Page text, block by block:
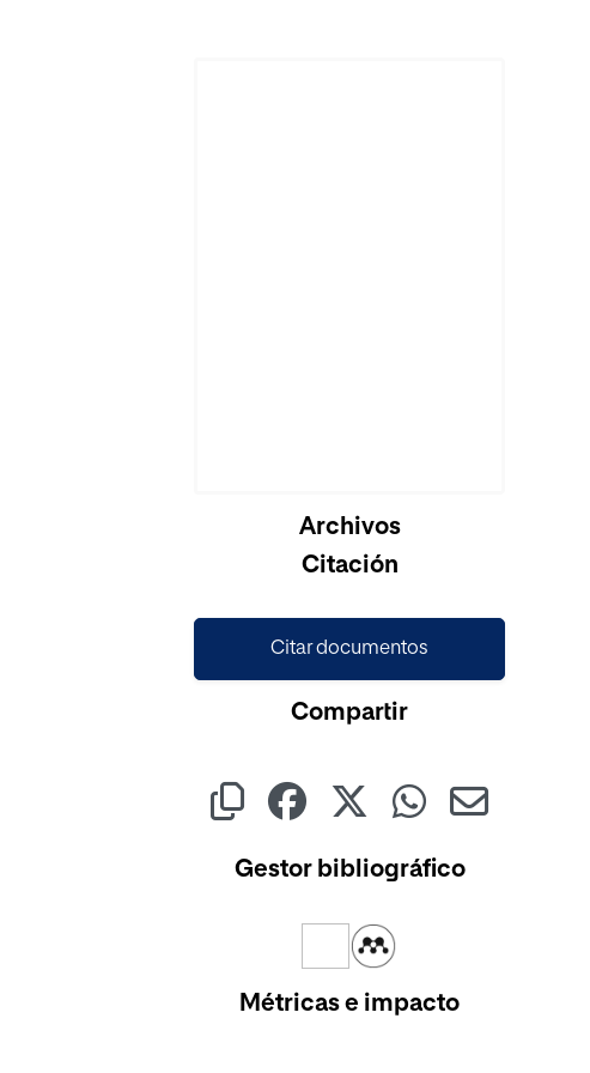
Archivos
Citación
Citar documentos
Compartir
Gestor bibliográfico
Métricas e impacto